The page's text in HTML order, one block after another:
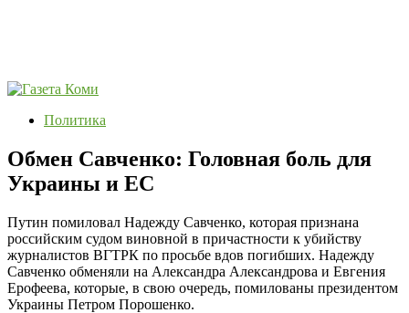
Политика
Обмен Савченко: Головная боль для
Украины и ЕС
Путин помиловал Надежду Савченко, которая признана
российским судом виновной в причастности к убийству
журналистов ВГТРК по просьбе вдов погибших. Надежду
Савченко обменяли на Александра Александрова и Евгения
Ерофеева, которые, в свою очередь, помилованы президентом
Украины Петром Порошенко.